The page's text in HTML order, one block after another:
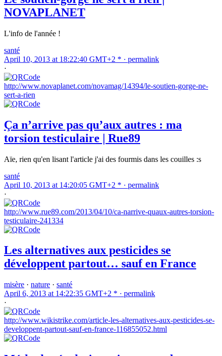
NOVAPLANET
L'info de l'année !
santé
April 10, 2013 at 18:22:40 GMT+2 * · permalink
·
http://www.novaplanet.com/novamag/14394/le-soutien-gorge-ne-
sert-a-rien
Ça n’arrive pas qu’aux autres : ma
torsion testiculaire | Rue89
Aïe, rien qu'en lisant l'article j'ai des fourmis dans les couilles :s
santé
April 10, 2013 at 14:20:05 GMT+2 * · permalink
·
http://www.rue89.com/2013/04/10/ca-narrive-quaux-autres-torsion-
testiculaire-241334
Les alternatives aux pesticides se
développent partout… sauf en France
misère · nature · santé
April 6, 2013 at 14:22:35 GMT+2 * · permalink
·
http://www.wikistrike.com/article-les-alternatives-aux-pesticides-se-
developpent-partout-sauf-en-france-116855052.html